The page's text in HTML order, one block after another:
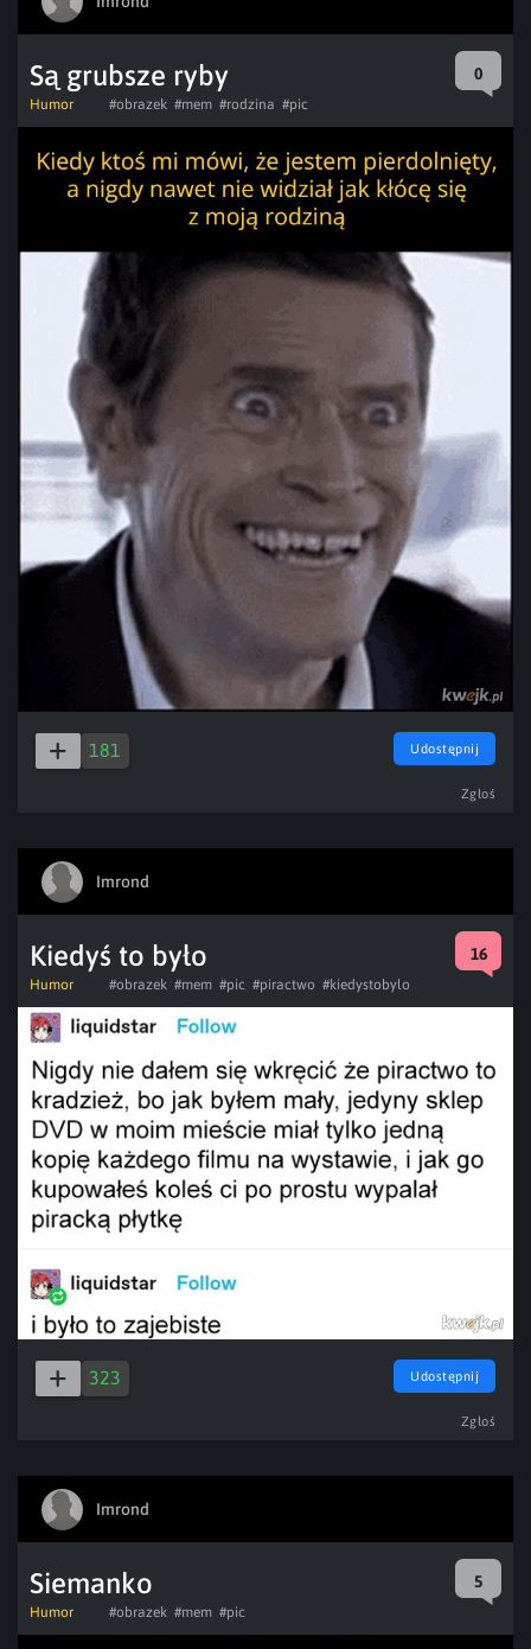
Są grubsze ryby 0
Humor #obrazek #mem #rodzina #pic
181 Udostępnij
Zgłoś
Imrond
Kiedyś to było 16
Humor #obrazek #mem #pic #piractwo #kiedystobylo
323 Udostępnij
Zgłoś
Imrond
Siemanko 5
Humor #obrazek #mem #pic